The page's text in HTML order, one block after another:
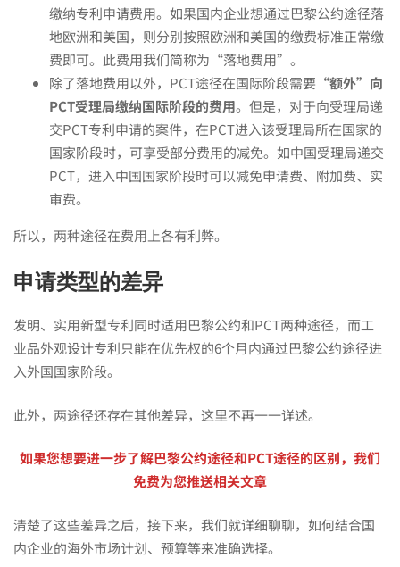
径
如
何
选
择？
缴纳专利申请费用。如果国内企业想通过巴黎公约途径落
地欧洲和美国，则分别按照欧洲和美国的缴费标准正常缴
费即可。此费用我们简称为“落地费用”。
除了落地费用以外，PCT途径在国际阶段需要 “额外”向
PCT受理局缴纳国际阶段的费用。但是，对于向受理局递
交PCT专利申请的案件，在PCT进入该受理局所在国家的
国家阶段时，可享受部分费用的减免。如中国受理局递交
PCT，进入中国国家阶段时可以减免申请费、附加费、实
审费。
所以，两种途径在费用上各有利弊。
申请类型的差异
发明、实用新型专利同时适用巴黎公约和PCT两种途径，而工
业品外观设计专利只能在优先权的6个月内通过巴黎公约途径进
入外国国家阶段。
此外，两途径还存在其他差异，这里不再一一详述。
如果您想要进一步了解巴黎公约途径和PCT途径的区别，我们
免费为您推送相关文章
清楚了这些差异之后，接下来，我们就详细聊聊，如何结合国
内企业的海外市场计划、预算等来准确选择。